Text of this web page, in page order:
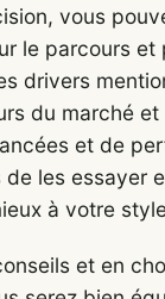
vous
le parcours
drivers
du marché
et de
de les essayer
à votre
et en